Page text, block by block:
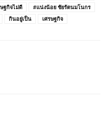
ฐกิจไม่ดี
#แน่งน้อย ชัยรัตนมโนกร
กินอยู่เป็น เศรษฐกิจ